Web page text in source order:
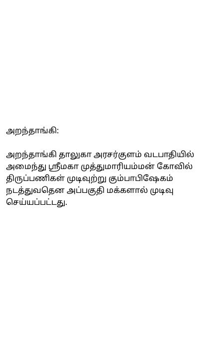
அறந்தாங்கி:
அறந்தாங்கி தாலுகா அரசர்குளம் வடபாதியில்
அமைந்து ஸ்ரீமகா முத்துமாரியம்மன் கோவில்
திருப்பணிகள் முடிவுற்று கும்பாபிஷேகம்
நடத்துவதென அப்பகுதி மக்களால் முடிவு
செய்யப்பட்டது.